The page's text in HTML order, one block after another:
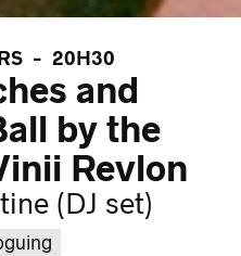
- 20H30
and
by the
Revlon
(DJ set)